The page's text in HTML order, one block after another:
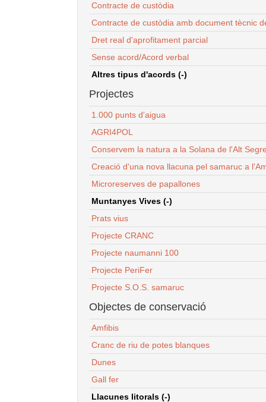
Contracte de custòdia
Contracte de custòdia amb document tècnic
Dret real d'aprofitament parcial
Sense acord/Acord verbal
Altres tipus d'acords (-)
Projectes
1.000 punts d'aigua
AGRI4POL
Conservem la natura a la Solana de l'Alt
Creació d'una nova llacuna pel samaruc a
Microreserves de papallones
Muntanyes Vives (-)
Prats vius
Projecte CRANC
Projecte naumanni 100
Projecte PeriFer
Projecte S.O.S. samaruc
Objectes de conservació
Amfibis
Cranc de riu de potes blanques
Dunes
Gall fer
Llacunes litorals (-)